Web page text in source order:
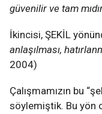
güvenilir ve tam
İkincisi, ŞEKİL
anlaşılması,
2004)
Çalışmamızın bu
söylemiştik. Bu yön